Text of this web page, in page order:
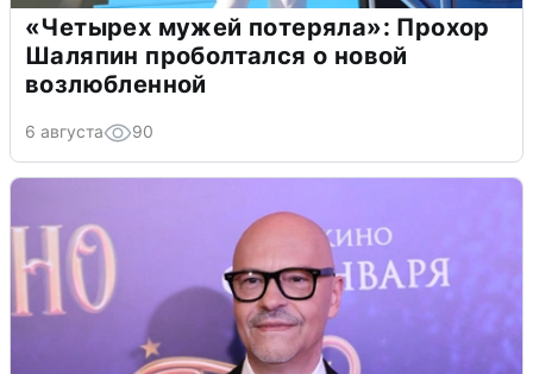
«Четырех мужей потеряла»: Прохор
Шаляпин проболтался о новой
возлюбленной
6 августа 90